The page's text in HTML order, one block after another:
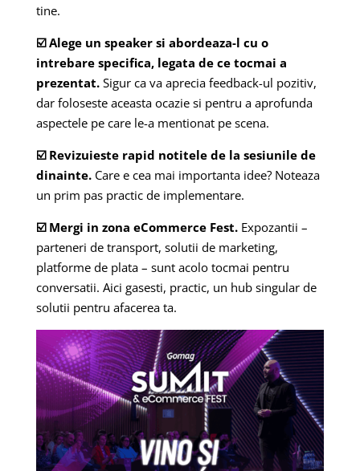
tine.
☑️ Alege un speaker si abordeaza-l cu o
intrebare specifica, legata de ce tocmai a
prezentat.Sigur ca va aprecia feedback-ul pozitiv,
dar foloseste aceasta ocazie si pentru a aprofunda
aspectele pe care le-a mentionat pe scena.
☑️ Revizuieste rapid notitele de la sesiunile de
dinainte.Care e cea mai importanta idee? Noteaza
un prim pas practic de implementare.
☑️ Mergi in zona eCommerce Fest.Expozantii –
parteneri de transport, solutii de marketing,
platforme de plata – sunt acolo tocmai pentru
conversatii. Aici gasesti, practic, un hub singular de
solutii pentru afacerea ta.